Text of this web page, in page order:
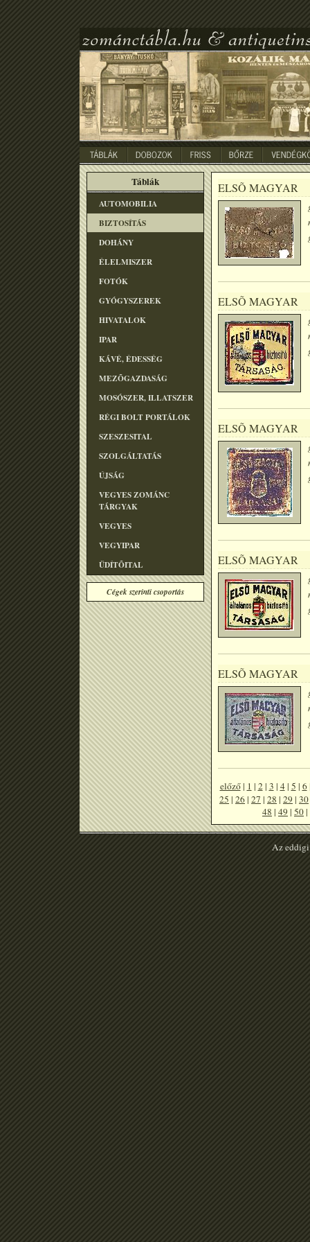
Táblák
AUTOMOBILIA
BIZTOSÍTÁS
DOHÁNY
ÉLELMISZER
FOTÓK
GYÓGYSZEREK
HIVATALOK
IPAR
KÁVÉ, ÉDESSÉG
MEZÕGAZDASÁG
MOSÓSZER, ILLATSZER
RÉGI BOLT PORTÁLOK
SZESZESITAL
SZOLGÁLTATÁS
ÚJSÁG
VEGYES ZOMÁNC
TÁRGYAK
VEGYES
VEGYIPAR
ÜDÍTÕITAL
Cégek szerinti csoportás
ELSÕ MAGYAR
ELSÕ MAGYAR
ELSÕ MAGYAR
ELSÕ MAGYAR
ELSÕ MAGYAR
előző| 1 | 2| 3 | 4| 5 | 6
25 | 26 | 27 | 28 | 29 | 30
48 | 49 | 50 |
Az